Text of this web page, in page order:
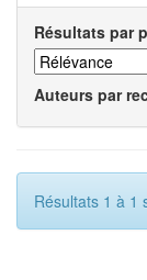
Résultats par
Auteurs par
Résultats 1 à 1